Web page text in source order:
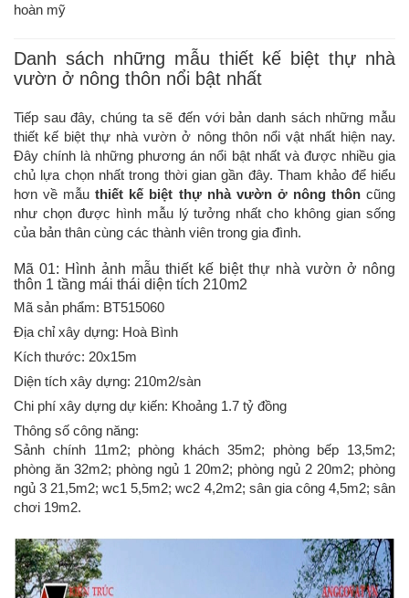
hoàn mỹ
Danh sách những mẫu thiết kế biệt thự nhà
vườn ở nông thôn nổi bật nhất
Tiếp sau đây, chúng ta sẽ đến với bản danh sách những mẫu
thiết kế biệt thự nhà vườn ở nông thôn nổi vật nhất hiện nay.
Đây chính là những phương án nổi bật nhất và được nhiều gia
chủ lựa chọn nhất trong thời gian gần đây. Tham khảo để hiểu
hơn về mẫuthiết kế biệt thự nhà vườn ở nông thôncũng
như chọn được hình mẫu lý tưởng nhất cho không gian sống
của bản thân cùng các thành viên trong gia đình.
Mã 01: Hình ảnh mẫu thiết kế biệt thự nhà vườn ở nông
thôn 1 tầng mái thái diện tích 210m2
Mã sản phẩm: BT515060
Địa chỉ xây dựng: Hoà Bình
Kích thước: 20x15m
Diện tích xây dựng: 210m2/sàn
Chi phí xây dựng dự kiến: Khoảng 1.7 tỷ đồng
Thông số công năng:
Sảnh chính 11m2; phòng khách 35m2; phòng bếp 13,5m2;
phòng ăn 32m2; phòng ngủ 1 20m2; phòng ngủ 2 20m2; phòng
ngủ 3 21,5m2; wc1 5,5m2; wc2 4,2m2; sân gia công 4,5m2; sân
chơi 19m2.